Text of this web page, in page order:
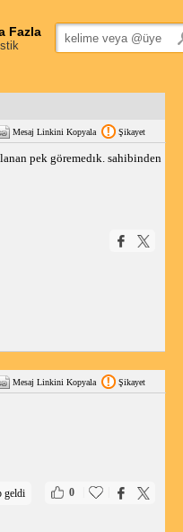
Fazla
Mesaj Linkini Kopyala Şikayet
pek göremedık. sahibinden
Mesaj Linkini Kopyala Şikayet
0
geldi